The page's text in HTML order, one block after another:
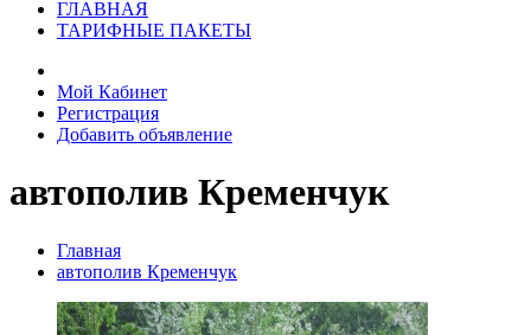
ГЛАВНАЯ
ТАРИФНЫЕ ПАКЕТЫ
Мой Кабинет
Регистрация
Добавить объявление
автополив Кременчук
Главная
автополив Кременчук